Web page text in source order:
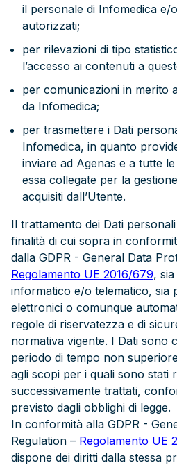
il personale di Infomedica e/
autorizzati;
per rilevazioni di tipo
l’accesso ai contenuti a
per comunicazioni in merito
da Infomedica;
per trasmettere i Dati
Infomedica, in quanto
inviare ad Agenas e a tutte
essa collegate per la
acquisiti dall’Utente.
Il trattamento dei Dati
finalità di cui sopra in
dalla GDPR - General Data
Regolamento UE 2016/679,
informatico e/o telematico, sia
elettronici o comunque
regole di riservatezza e di
normativa vigente. I Dati sono
periodo di tempo non
agli scopi per i quali sono stati
successivamente trattati,
previsto dagli obblighi di legge.
In conformità alla GDPR -
Regulation – Regolamento UE
dispone dei diritti dalla stessa